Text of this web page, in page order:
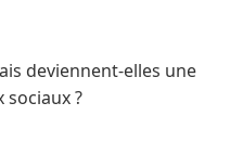
deviennent-elles une
sociaux ?